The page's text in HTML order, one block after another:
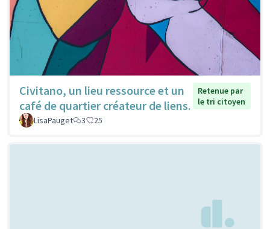
Civitano, un lieu ressource et un
café de quartier créateur de liens.
Retenue par
le tri citoyen
LisaPauget
3 25